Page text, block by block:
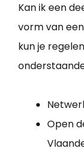
Kan ik een
vorm van
kun je
Open